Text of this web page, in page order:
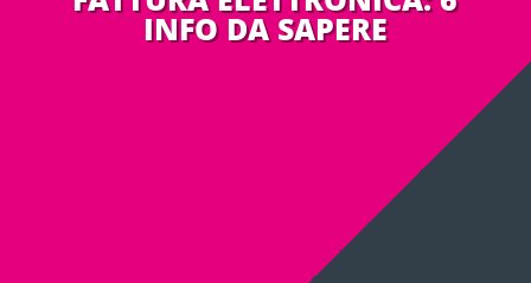
INFO DA SAPERE